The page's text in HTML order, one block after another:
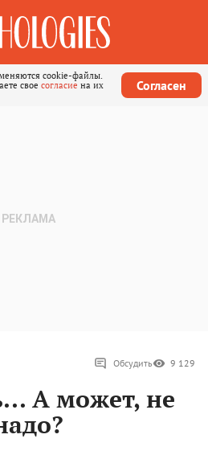
cookie-файлы.
свое согласие на их
Согласен
Обсудить 9 129
А может, не